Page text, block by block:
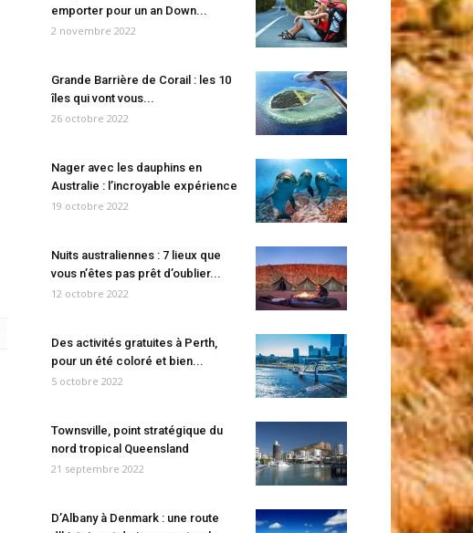
emporter pour un an Down...
2 novembre 2022
Grande Barrière de Corail : les 10
îles qui vont vous...
26 octobre 2022
Nager avec les dauphins en
Australie : l’incroyable expérience
19 octobre 2022
Nuits australiennes : 7 lieux que
vous n’êtes pas prêt d’oublier...
12 octobre 2022
Des activités gratuites à Perth,
pour un été coloré et bien...
5 octobre 2022
Townsville, point stratégique du
nord tropical Queensland
21 septembre 2022
D’Albany à Denmark : une route